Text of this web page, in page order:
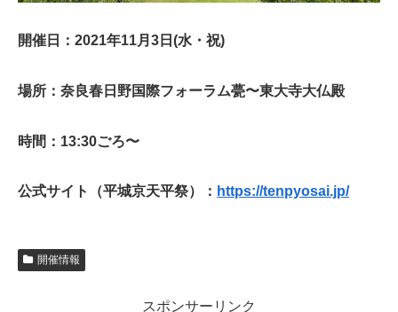
開催日：2021年11月3日(水・祝)
場所：奈良春日野国際フォーラム甍〜東大寺大仏殿
時間：13:30ごろ〜
公式サイト（平城京天平祭）： https://tenpyosai.jp/
開催情報
スポンサーリンク